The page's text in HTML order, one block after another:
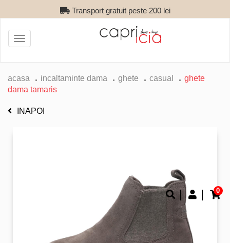
Transport gratuit peste 200 lei
0
Toggle
navigation
acasa incaltaminte dama ghete casual
ghete
dama tamaris
INAPOI